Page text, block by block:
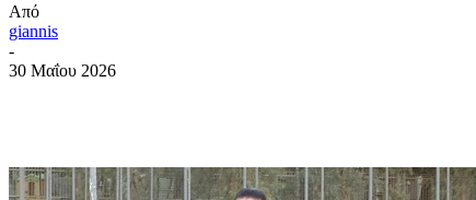
Από
giannis
-
30 Μαΐου 2026